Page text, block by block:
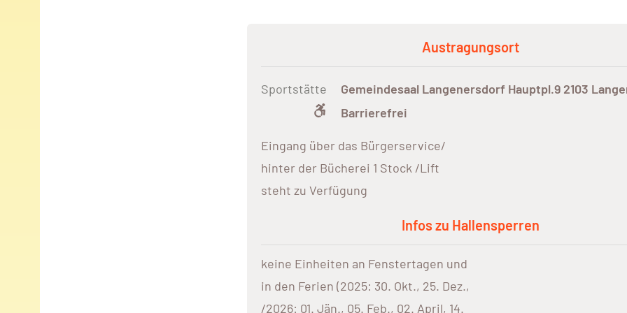
Austragungsort
Sportstätte
Gemeindesaal Langenersdorf Hauptpl.9 2103
Barrierefrei
Eingang über das Bürgerservice/
hinter der Bücherei 1 Stock /Lift
steht zu Verfügung
Infos zu Hallensperren
keine Einheiten an Fenstertagen und
in den Ferien (2025: 30. Okt., 25. Dez.,
/2026: 01. Jän., 05. Feb., 02. April, 14.